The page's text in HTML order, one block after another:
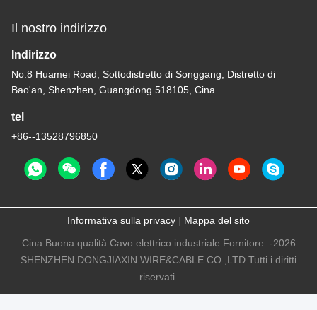
Il nostro indirizzo
Indirizzo
No.8 Huamei Road, Sottodistretto di Songgang, Distretto di
Bao'an, Shenzhen, Guangdong 518105, Cina
tel
+86--13528796850
Informativa sulla privacy | Mappa del sito
Cina Buona qualità Cavo elettrico industriale Fornitore. -2026
SHENZHEN DONGJIAXIN WIRE&CABLE CO.,LTD Tutti i diritti
riservati.